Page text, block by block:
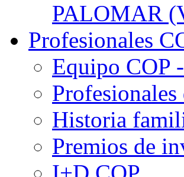
PALOMAR
Profesionales
Equipo COP
Profesionales
Historia
Premios de